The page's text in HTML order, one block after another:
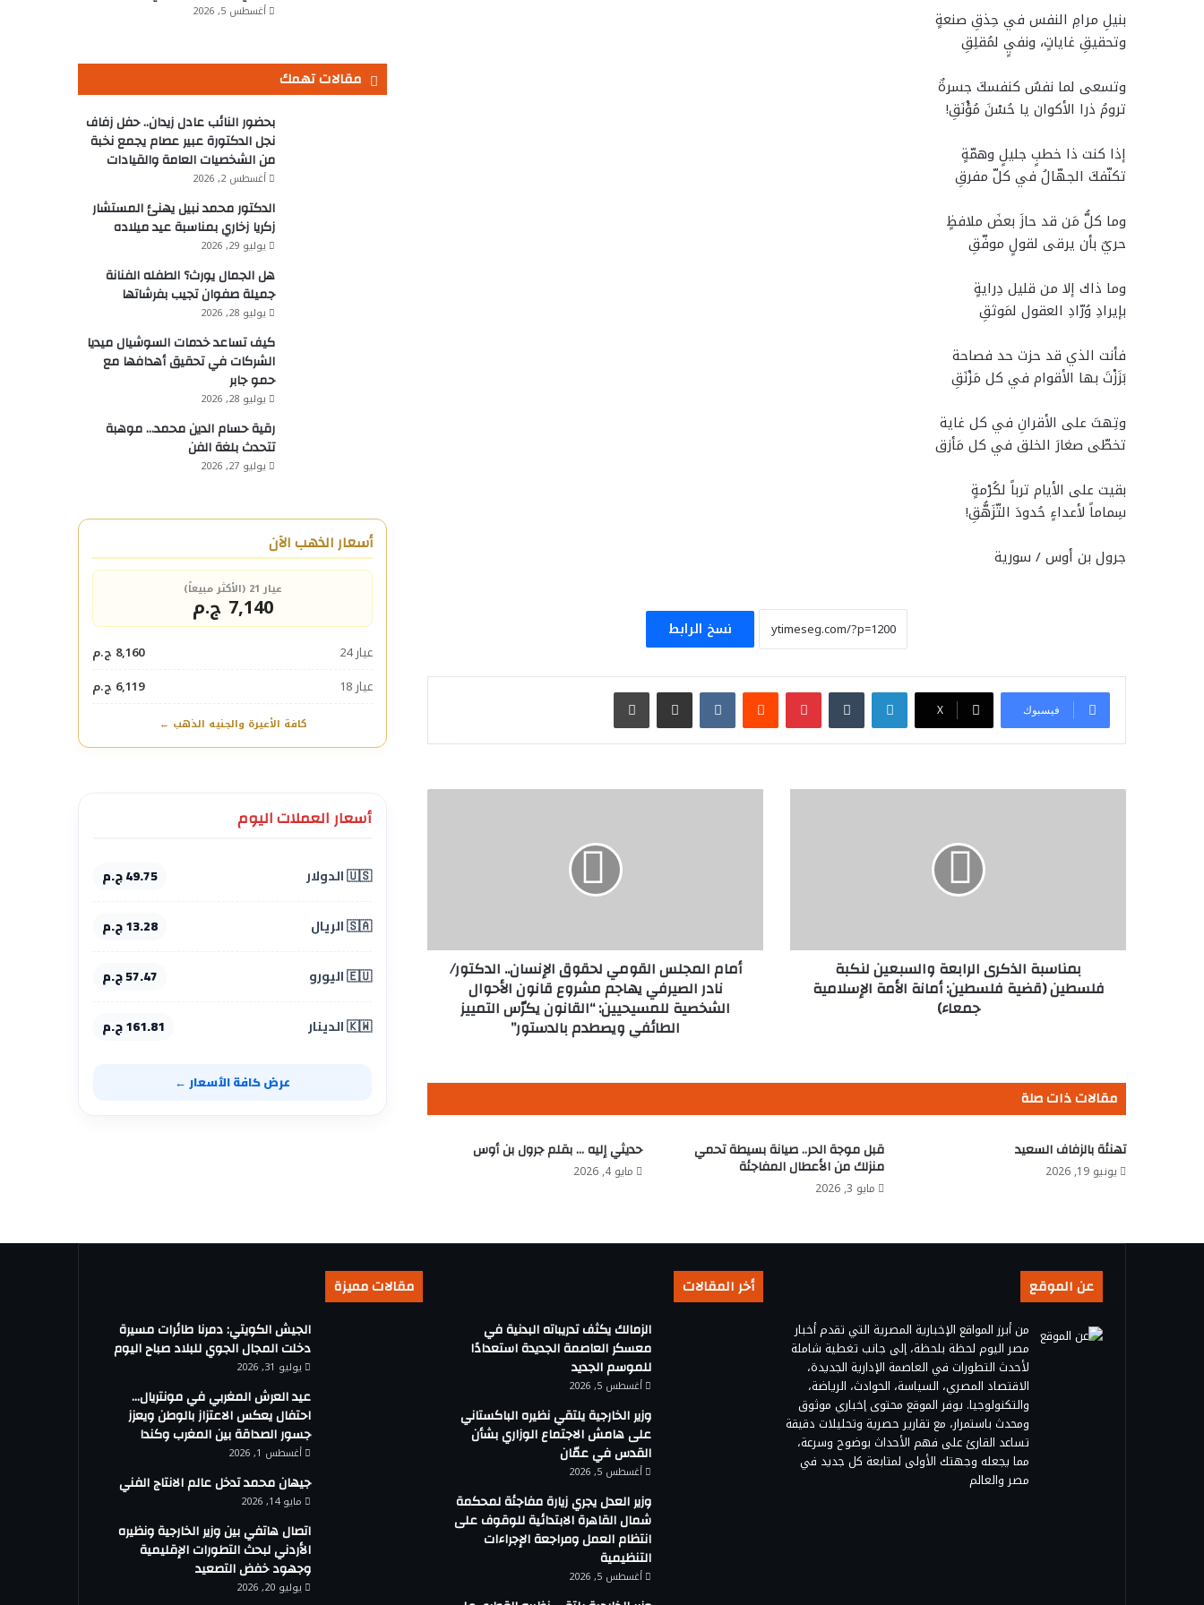
بنيلِ مرامِ النفس في حِذقِ صنعةٍ
وتحقيقِ غاياتٍ، ونفيٍ لمُقلِقِ
وتسعى لما نفسٌ كنفسكَ جسرةٌ
ترومُ ذرا الأكوان يا حُسْنَ مُؤْنَقِ!
إذا كنت ذا خطبٍ جليلٍ وهمّةٍ
تكنّفكَ الجهّالُ في كلّ مفرقِ
وما كلُّ مَن قد حازَ بعضَ ملافظٍ
حريٌ بأن يرقى لقولٍ موفّقِ
وما ذاك إلا من قليل دِرايةٍ
بإيرادِ وُرّادِ العقول لمَوثقِ
فأنت الذي قد حزت حد فصاحة
بَزَزْتَ بها الأقوام في كل مَزْنَقِ
وتِهتَ على الأقرانِ في كل غاية
تخطّى صغارَ الخلق في كل مَأزق
بقيت على الأيام ترباً لكُرْمةٍ
سِماماً لأعداءٍ حُدودَ التّزَهُّقِ!
جرول بن أوس / سورية
نسخ الرابط
فيسبوك ‫X
لينكدإن بينتيريست مشاركة عبر البريد طباعة
بمناسبة
أمانة
الإسلامية
بمناسبة الذكرى الرابعة والسبعين لنكبة
فلسطين (قضية فلسطين: أمانة الأمة الإسلامية
جمعاء)
يهاجم
مشروع
يكرّس
الطائفي
بالدستور”
أمام المجلس القومي لحقوق الإنسان.. الدكتور/
نادر الصيرفي يهاجم مشروع قانون الأحوال
الشخصية للمسيحيين: “القانون يكرّس التمييز
الطائفي ويصطدم بالدستور”
مقالات ذات صلة
تهنئة بالزفاف السعيد
يونيو 19, 2026
قبل موجة الحر.. صيانة بسيطة تحمي
منزلك من الأعطال المفاجئة
مايو 3, 2026
حديثي إليه … بقلم جرول بن أوس
مايو 4, 2026
أغسطس 5, 2026
مقالات تهمك
بحضور النائب عادل زيدان.. حفل زفاف
نجل الدكتورة عبير عصام يجمع نخبة
من الشخصيات العامة والقيادات
أغسطس 2, 2026
الدكتور محمد نبيل يهنئ المستشار
زكريا زخاري بمناسبة عيد ميلاده
يوليو 29, 2026
هل الجمال يورث؟ الطفله الفنانة
جميلة صفوان تجيب بفرشاتها
يوليو 28, 2026
كيف تساعد خدمات السوشيال ميديا
الشركات في تحقيق أهدافها مع
حمو جابر
يوليو 28, 2026
رقية حسام الدين محمد… موهبة
تتحدث بلغة الفن
يوليو 27, 2026
أسعار الذهب الآن
عيار 21 (الأكثر مبيعاً)
7,140 ج.م
عيار 24
8,160 ج.م
عيار 18
6,119 ج.م
كافة الأعيرة والجنيه الذهب ←
أسعار العملات اليوم
🇺🇸 الدولار 49.75 ج.م
🇸🇦 الريال 13.28 ج.م
🇪🇺 اليورو 57.47 ج.م
🇰🇼 الدينار 161.81 ج.م
عرض كافة الأسعار ←
عن الموقع
من أبرز المواقع الإخبارية المصرية التي تقدم أخبار
مصر اليوم لحظة بلحظة، إلى جانب تغطية شاملة
لأحدث التطورات في العاصمة الإدارية الجديدة،
الاقتصاد المصري، السياسة، الحوادث، الرياضة،
والتكنولوجيا. يوفر الموقع محتوى إخباري موثوق
ومحدث باستمرار، مع تقارير حصرية وتحليلات دقيقة
تساعد القارئ على فهم الأحداث بوضوح وسرعة،
مما يجعله وجهتك الأولى لمتابعة كل جديد في
مصر والعالم
أخر المقالات
الزمالك يكثف تدريباته البدنية في
معسكر العاصمة الجديدة استعدادًا
للموسم الجديد
أغسطس 5, 2026
وزير الخارجية يلتقي نظيره الباكستاني
على هامش الاجتماع الوزاري بشأن
القدس في عمّان
أغسطس 5, 2026
وزير العدل يجري زيارة مفاجئة لمحكمة
شمال القاهرة الابتدائية للوقوف على
انتظام العمل ومراجعة الإجراءات
التنظيمية
أغسطس 5, 2026
مقالات مميزة
الجيش الكويتي: دمرنا طائرات مسيرة
دخلت المجال الجوي للبلاد صباح اليوم
يوليو 31, 2026
عيد العرش المغربي في مونتريال…
احتفال يعكس الاعتزاز بالوطن ويعزز
جسور الصداقة بين المغرب وكندا
أغسطس 1, 2026
جيهان محمد تدخل عالم الانتاج الفني
مايو 14, 2026
اتصال هاتفي بين وزير الخارجية ونظيره
الأردني لبحث التطورات الإقليمية
وجهود خفض التصعيد
يوليو 20, 2026